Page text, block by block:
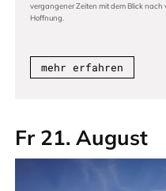
vergangener Zeiten mit dem Blick nach
Hoffnung.
mehr erfahren
Fr 21. August